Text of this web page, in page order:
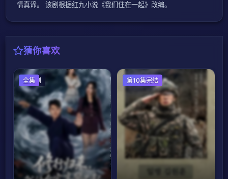
情真谛。 该剧根据红九小说《我们住在一起》改编。
猜你喜欢
国产剧
全集 韩国剧
第10集完结